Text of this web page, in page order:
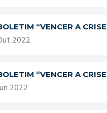
“VENCER A
2022
“VENCER A
2022